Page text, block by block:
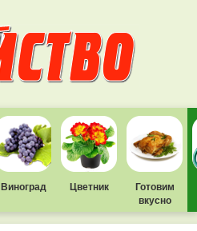
Виноград Цветник
Готовим
вкусно